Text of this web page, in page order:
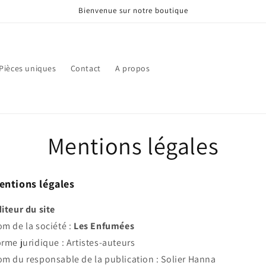
Bienvenue sur notre boutique
Pièces uniques Contact A propos
Mentions légales
légales
du site
de la société : Les Enfumées
juridique : Artistes-auteurs
du responsable de la publication : Solier Hanna